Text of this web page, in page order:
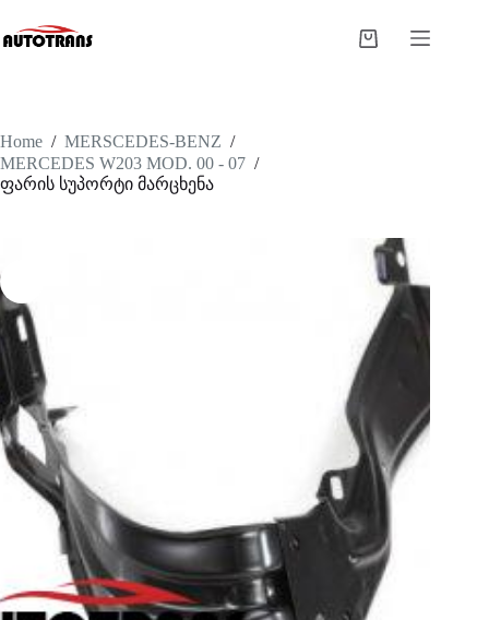
Home / MERSCEDES-BENZ /
MERCEDES W203 MOD. 00 - 07 /
ფარის სუპორტი მარცხენა